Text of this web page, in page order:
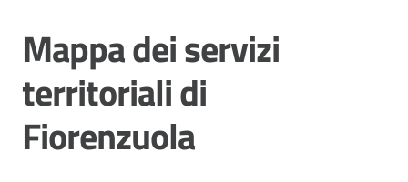
Prestazioni
e
percorsi
Mappa dei servizi
territoriali di
Fiorenzuola